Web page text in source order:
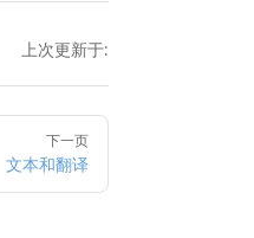
上次更新于:
下一页
文本和翻译